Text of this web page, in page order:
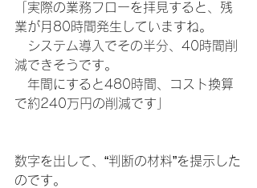
「実際の業務フローを拝見すると、残
業が月80時間発生していますね。
システム導入でその半分、40時間削
減できそうです。
年間にすると480時間、コスト換算
で約240万円の削減です」
数字を出して、“判断の材料”を提示した
のです。